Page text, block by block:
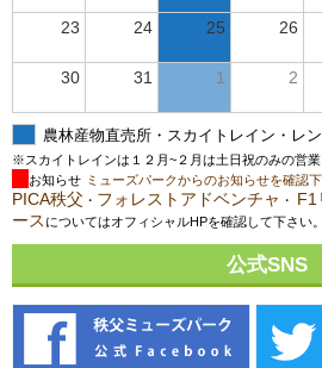
23 24 25 26
30 31 1 2
農林産物直売所・スカイトレイン・レ
※スカイトレインは１２月~２月は土日祝のみの営業
お知らせ ミューズパークからのお知らせを確認
PICA秩父 ・ フォレストアドベンチャ ・ F1
ース についてはオフィシャルHPを確認して下さい。
公式SNS